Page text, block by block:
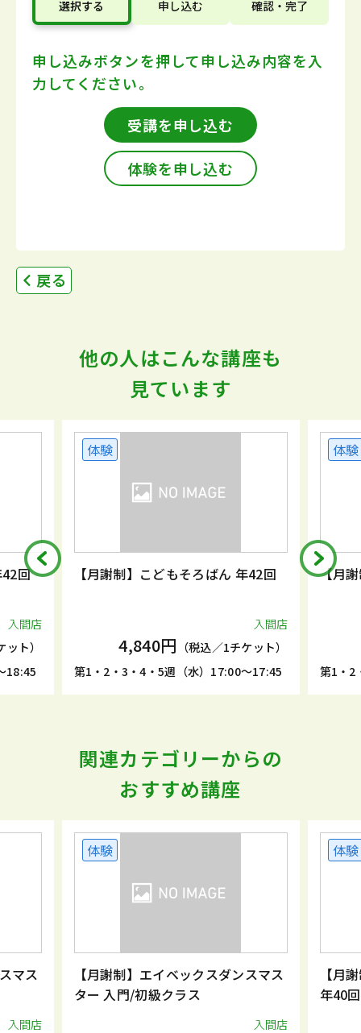
選択する 申し込む 確認・完了
申し込みボタンを押して申し込み内容を入
力してください。
受講を申し込む
体験を申し込む
戻る
他の人はこんな講座も
見ています
回
入間店
ト）
18:45
体験
【月謝制】こどもそろばん 年42回
入間店
4,840円 （税込／1チケット）
第1・2・3・4・5週（水）17:00～17:45
体験
【月
第1・2
関連カテゴリーからの
おすすめ講座
マス
入間店
体験
【月謝制】エイベックスダンスマス
ター 入門/初級クラス
入間店
体験
【月
年40回